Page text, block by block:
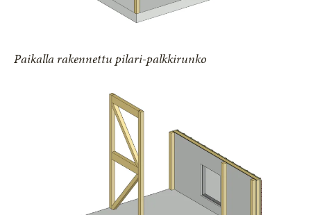
Paikalla rakennettu pilari-palkkirunko